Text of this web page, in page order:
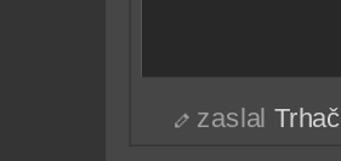
zaslalTrhač